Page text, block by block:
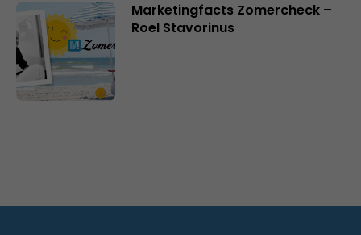
Marketingfacts Zomercheck –
Roel Stavorinus